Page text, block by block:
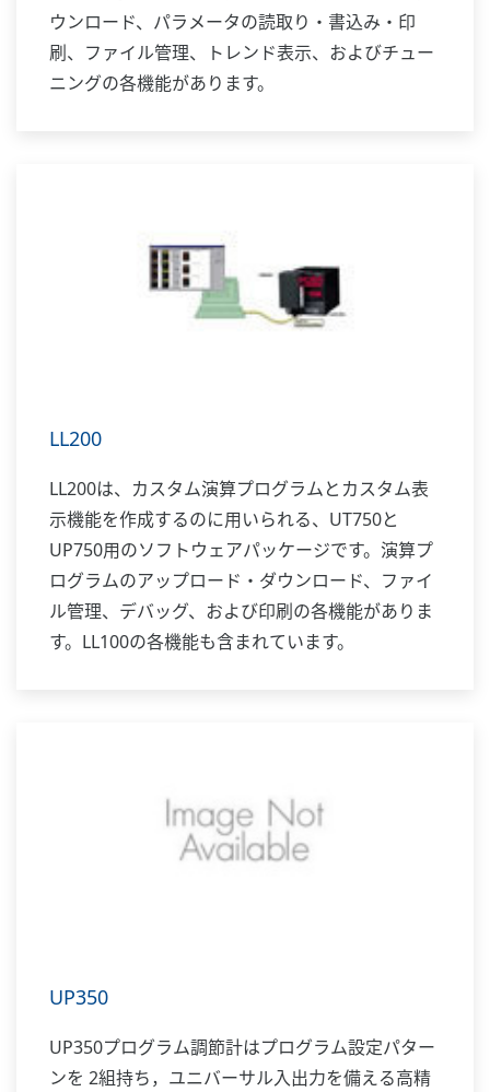
ウンロード、パラメータの読取り・書込み・印
刷、ファイル管理、トレンド表示、およびチュー
ニングの各機能があります。
LL200
LL200は、カスタム演算プログラムとカスタム表
示機能を作成するのに用いられる、UT750と
UP750用のソフトウェアパッケージです。演算プ
ログラムのアップロード・ダウンロード、ファイ
ル管理、デバッグ、および印刷の各機能がありま
す。LL100の各機能も含まれています。
UP350
UP350プログラム調節計はプログラム設定パター
ンを 2組持ち，ユニバーサル入出力を備える高精